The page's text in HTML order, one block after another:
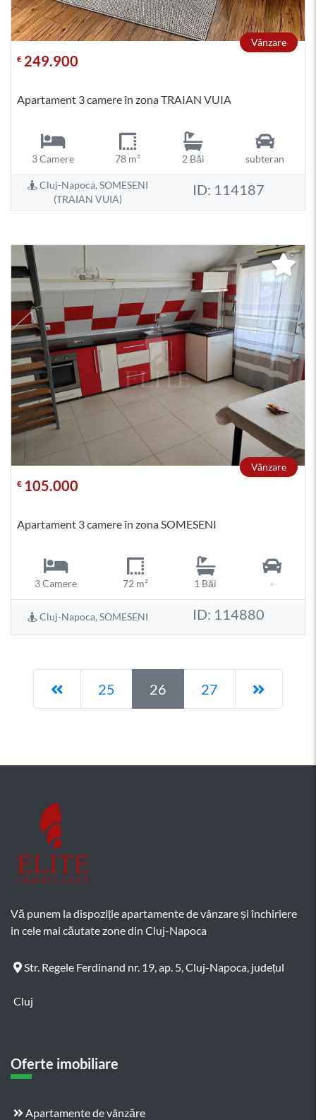
Vânzare
€ 249.900
Apartament 3 camere în zona TRAIAN VUIA
3 Camere 78 m² 2 Băi subteran
Cluj-Napoca, SOMESENI
(TRAIAN VUIA)
ID: 114187
Vânzare
€ 105.000
Apartament 3 camere în zona SOMESENI
3 Camere 72 m² 1 Băi -
Cluj-Napoca, SOMESENI ID: 114880
Pagina anterioară
25 26 27
Vă punem la dispoziție apartamente de vânzare și închiriere
in cele mai căutate zone din Cluj-Napoca
Str. Regele Ferdinand nr. 19, ap. 5, Cluj-Napoca, județul
Cluj
Oferte imobiliare
Apartamente de vânzăre